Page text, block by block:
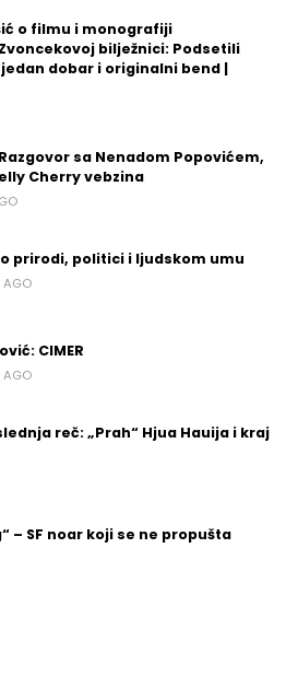
o filmu i monografiji
bilježnici: Podsetili
dobar i originalni bend |
sa Nenadom Popovićem,
Cherry vebzina
o prirodi, politici i ljudskom umu
AGO
CIMER
AGO
reč: „Prah“ Hjua Hauija i kraj
– SF noar koji se ne propušta